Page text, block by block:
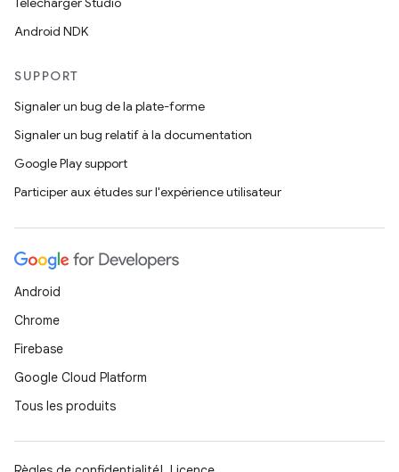
Android NDK
SUPPORT
Signaler un bug de la plate-forme
Signaler un bug relatif à la documentation
Google Play support
Participer aux études sur l'expérience utilisateur
Android
Chrome
Firebase
Google Cloud Platform
Tous les produits